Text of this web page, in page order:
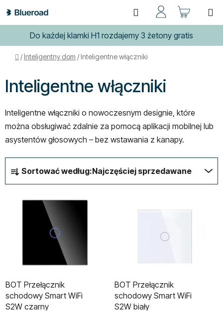
do
treści
Do każdej klamki H1 rozdajemy 3 żetony gratis
Szukaj
Home
/Inteligentny dom /Inteligentne włączniki
Inteligentne włączniki
Inteligentne włączniki o nowoczesnym designie, które
można obsługiwać zdalnie za pomocą aplikacji mobilnej lub
asystentów głosowych – bez wstawania z kanapy.
o
r
e
p
r
Sortować według:Najczęściej sprzedawane
r
o
d
BOT Przełącznik
schodowy Smart WiFi
S2W czarny
BOT Przełącznik
schodowy Smart WiFi
S2W biały